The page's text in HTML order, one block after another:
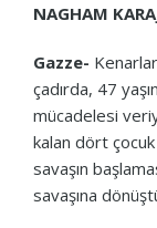
NAGHAM
Gazze-
çadırda, 47
mücadelesi
kalan dört çocuk
savaşın
savaşına